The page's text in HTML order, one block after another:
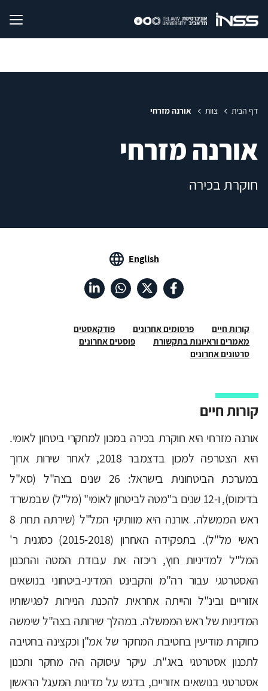
דף הבית צוות אורנה מזרחי
אורנה מזרחי
חוקרת בכירה
English
קורות חיים פרסומים אחרונים
פודקאסטים
מאמרים וראיונות בתקשורת
פוסטים אחרונים
סרטונים אחרונים
קורות חיים
אורנה מזרחי היא חוקרת בכירה במכון למחקרי ביטחון לאומי.
היא הצטרפה למכון בדצמבר 2018, לאחר שירות ארוך
במערכת הביטחונית בישראל: 26 שנים בצה"ל (סא"ל
בדימוס), ו-12 שנים ב"מטה לביטחון לאומי" (מל"ל) שבמשרד
ראש הממשלה. אורנה היא מוותיקי המל"ל (שירתה תחת 8
ראשי מל"ל). בתפקידה האחרון (2015-2018) כסגנית ר'
המל"ל למדיניות חוץ, ריכזה את עבודת המטה והתכנון
האסטרטגי עבור רה"מ והקבינט המדיני-ביטחוני בנושאים
אזוריים ובינ"ל והייתה אחראית להכנת הניירות לפגישותיו
המדיניות של ראש הממשלה. במהלך שירותה בצה"ל שימשה
כחוקרת מודיעין בחטיבת המחקר של אמ"ן וכקצינה בחטיבה
לתכנון אסטרטגי באג"ת. עיקר עיסוקה היה מחקר ותכנון
אסטרטגי בנושאים אזוריים, בדגש על מדינות המעגל הראשון